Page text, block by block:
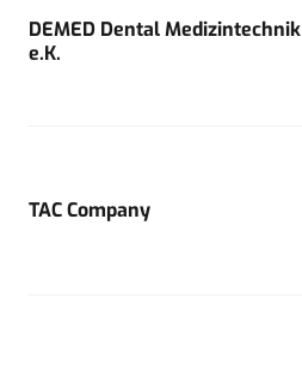
DEMED Dental Medizintechnik
e.K.
TAC Company